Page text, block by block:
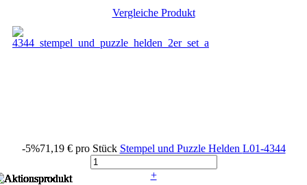
Vergleiche Produkt
-5%71,19 € pro Stück Stempel und Puzzle Helden L01-4344
+